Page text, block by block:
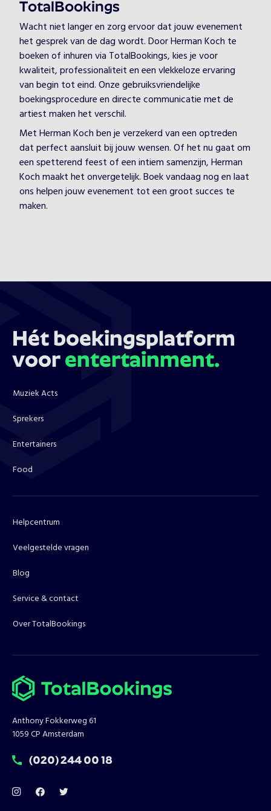
TotalBookings
Wacht niet langer en zorg ervoor dat jouw evenement
het gesprek van de dag wordt. Door Herman Koch te
boeken of inhuren via TotalBookings, kies je voor
kwaliteit, professionaliteit en een vlekkeloze ervaring
van begin tot eind. Onze gebruiksvriendelijke
boekingsprocedure en directe communicatie met de
artiest maken het verschil.
Met Herman Koch ben je verzekerd van een optreden
dat perfect aansluit bij jouw wensen. Of het nu gaat om
een spetterend feest of een intiem samenzijn, Herman
Koch maakt het onvergetelijk. Boek vandaag nog en laat
ons helpen jouw evenement tot een groot succes te
maken.
Hét boekingsplatform
voor entertainment.
Muziek Acts
Sprekers
Entertainers
Food
Helpcentrum
Veelgestelde vragen
Blog
Service & contact
Over TotalBookings
Anthony Fokkerweg 61
1059 CP Amsterdam
T:
(020) 244 00 18